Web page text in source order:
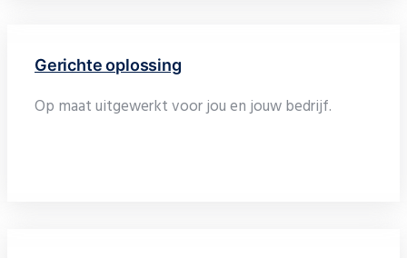
Gerichte oplossing
Op maat uitgewerkt voor jou en jouw bedrijf.